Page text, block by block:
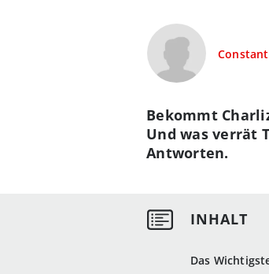
Das
Bekommt
Und was verrät
Antworten.